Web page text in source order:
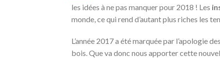
les idées à ne pas manquer pour 2018 ! Les
monde, ce qui rend d’autant plus riches les
L’année 2017 a été marquée par l’apologie
bois. Que va donc nous apporter cette